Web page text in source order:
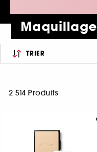
Maquillage
TRIER
2 514 Produits